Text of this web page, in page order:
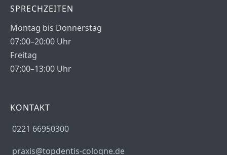
SPRECHZEITEN
Montag bis Donnerstag
07:00–20:00 Uhr
Freitag
07:00–13:00 Uhr
KONTAKT
0221 66950300
praxis@topdentis-cologne.de